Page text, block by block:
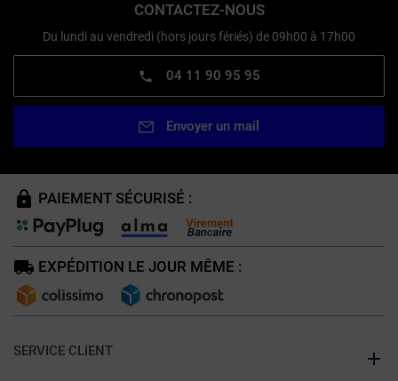
CONTACTEZ-NOUS
Du lundi au vendredi (hors jours fériés) de 09h00 à 17h00
04 11 90 95 95
Envoyer un mail
PAIEMENT SÉCURISÉ :
EXPÉDITION LE JOUR MÊME :
SERVICE CLIENT